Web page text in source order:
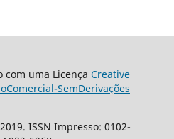
com uma Licença Creative
SemDerivações
ISSN Impresso: 0102-